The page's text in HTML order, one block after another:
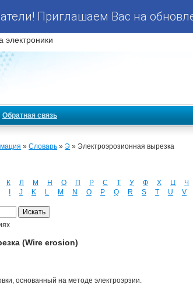
Приглашаем Вас на
Обратная связь
» Словарь » Э » Электроэрозионная вырезка
К Л М Н О П Р С Т У Ф Х Ц Ч
J K L M N O P Q R S T U V
(Wire erosion)
основанный на методе электроэрзии.